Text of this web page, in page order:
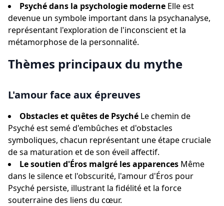
Psyché dans la psychologie moderne Elle est
devenue un symbole important dans la psychanalyse,
représentant l'exploration de l'inconscient et la
métamorphose de la personnalité.
Thèmes principaux du mythe
L'amour face aux épreuves
Obstacles et quêtes de Psyché Le chemin de
Psyché est semé d'embûches et d'obstacles
symboliques, chacun représentant une étape cruciale
de sa maturation et de son éveil affectif.
Le soutien d'Éros malgré les apparences Même
dans le silence et l'obscurité, l'amour d'Éros pour
Psyché persiste, illustrant la fidélité et la force
souterraine des liens du cœur.